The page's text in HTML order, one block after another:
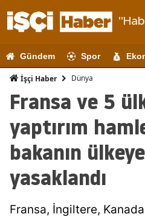
Gündem Spor
İşçi Haber Dünya
Fransa ve 5
yaptırım
bakanın
yasaklandı
Fransa, İngiltere,